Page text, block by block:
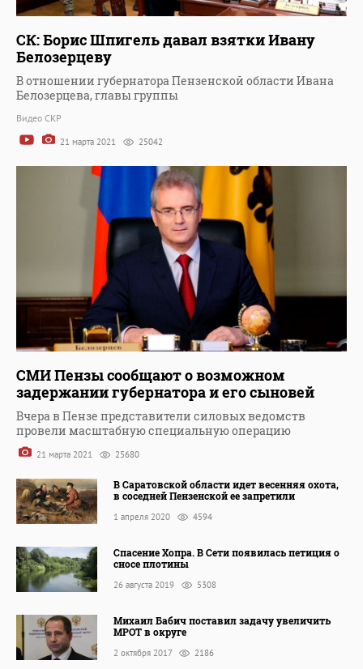
СК: Борис Шпигель давал взятки Ивану
Белозерцеву
В отношении губернатора Пензенской области Ивана
Белозерцева, главы группы
Видео СКР
21 марта 2021 25042
СМИ Пензы сообщают о возможном
задержании губернатора и его сыновей
Вчера в Пензе представители силовых ведомств
провели масштабную специальную операцию
21 марта 2021 25680
В Саратовской области идет весенняя охота,
в соседней Пензенской ее запретили
1 апреля 2020 4594
Спасение Хопра. В Сети появилась петиция о
сносе плотины
26 августа 2019 5308
Михаил Бабич поставил задачу увеличить
МРОТ в округе
2 октября 2017 2186